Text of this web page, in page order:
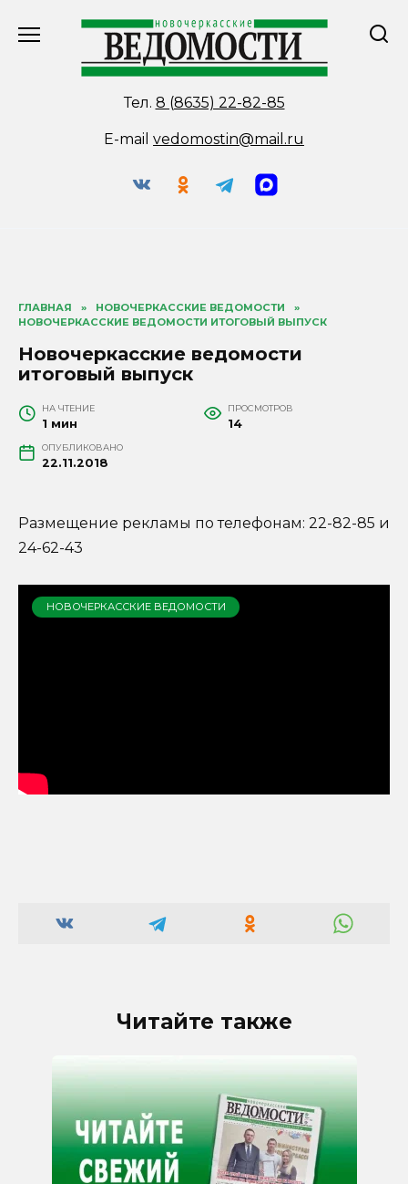
Тел. 8 (8635) 22-82-85
E-mail vedomostin@mail.ru
ГЛАВНАЯ » НОВОЧЕРКАССКИЕ ВЕДОМОСТИ
»
НОВОЧЕРКАССКИЕ ВЕДОМОСТИ ИТОГОВЫЙ ВЫПУСК
Новочеркасские ведомости
итоговый выпуск
НА ЧТЕНИЕ
1 мин
ПРОСМОТРОВ
14
ОПУБЛИКОВАНО
22.11.2018
Размещение рекламы по телефонам: 22-82-85 и
24-62-43
НОВОЧЕРКАССКИЕ ВЕДОМОСТИ
Читайте также